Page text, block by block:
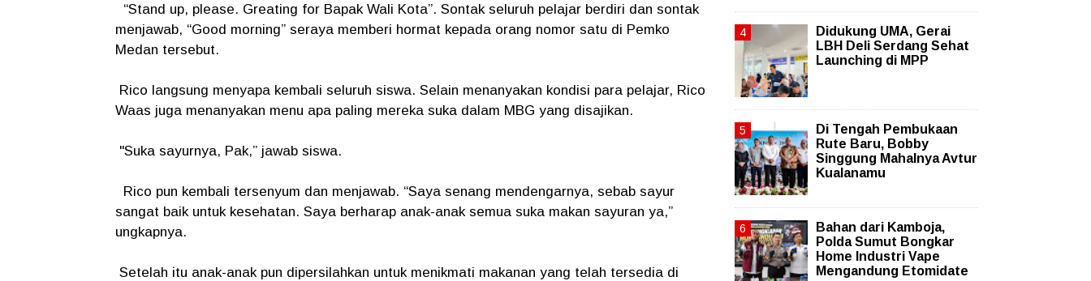
“Stand up, please. Greating for Bapak Wali Kota”. Sontak seluruh pelajar berdiri dan sontak
menjawab, “Good morning” seraya memberi hormat kepada orang nomor satu di Pemko
Medan tersebut.
Rico langsung menyapa kembali seluruh siswa. Selain menanyakan kondisi para pelajar, Rico
Waas juga menanyakan menu apa paling mereka suka dalam MBG yang disajikan.
"Suka sayurnya, Pak,” jawab siswa.
Rico pun kembali tersenyum dan menjawab. “Saya senang mendengarnya, sebab sayur
sangat baik untuk kesehatan. Saya berharap anak-anak semua suka makan sayuran ya,”
ungkapnya.
Setelah itu anak-anak pun dipersilahkan untuk menikmati makanan yang telah tersedia di
Didukung UMA, Gerai
LBH Deli Serdang Sehat
Launching di MPP
Di Tengah Pembukaan
Rute Baru, Bobby
Singgung Mahalnya Avtur
Kualanamu
Bahan dari Kamboja,
Polda Sumut Bongkar
Home Industri Vape
Mengandung Etomidate